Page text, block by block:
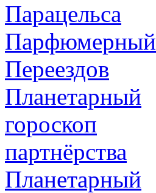
Парацельса
Парфюмерный
Переездов
Планетарный
гороскоп
партнёрства
Планетарный